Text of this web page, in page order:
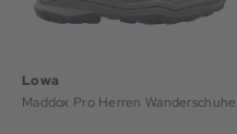
Lowa
Maddox Pro Herren Wanderschuhe